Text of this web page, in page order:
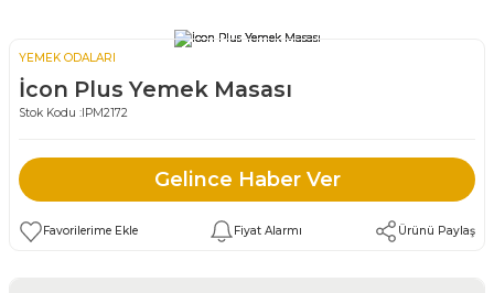
YEMEK ODALARI
İcon Plus Yemek Masası
Stok Kodu : IPM2172
Gelince Haber Ver
Fiyat Alarmı Ürünü Paylaş